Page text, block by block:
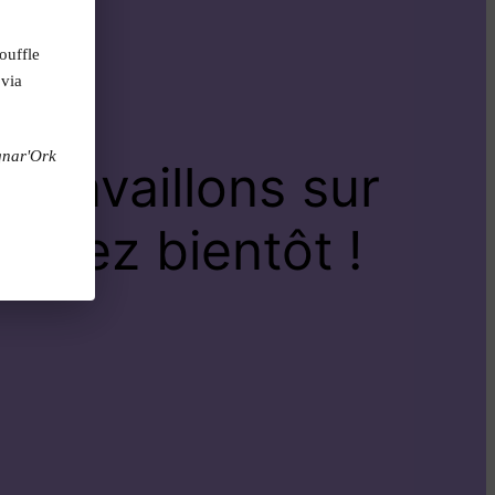
travaillons sur
bientôt !